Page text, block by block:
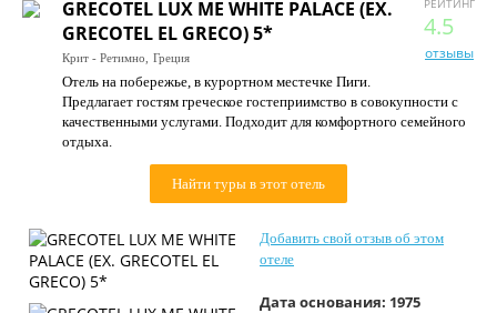
Страны
Как купить
О нас
РЕЙТИНГ
4.5
отзывы
GRECOTEL LUX ME WHITE PALACE (EX.
GRECOTEL EL GRECO) 5*
Крит - Ретимно, Греция
Отель на побережье, в курортном местечке Пиги.
Предлагает гостям греческое гостеприимство в совокупности с
качественными услугами. Подходит для комфортного семейного
отдыха.
Найти туры в этот отель
Добавить свой отзыв об этом
отеле
Дата основания: 1975